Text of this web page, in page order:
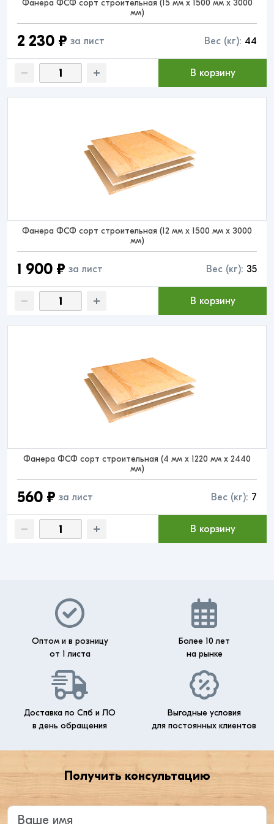
Фанера ФСФ сорт строительная (15 мм x 1500 мм x 3000
мм)
2 230 ₽ за лист Вес (кг): 44
В корзину
Фанера ФСФ сорт строительная (12 мм x 1500 мм x 3000
мм)
1 900 ₽ за лист Вес (кг): 35
В корзину
Фанера ФСФ сорт строительная (4 мм x 1220 мм x 2440
мм)
560 ₽ за лист Вес (кг): 7
В корзину
Оптом и в розницу
от 1 листа
Более 10 лет
на рынке
Доставка по Спб и ЛО
в день обращения
Выгодные условия
для постоянных клиентов
Получить консультацию
Введите ваше имя